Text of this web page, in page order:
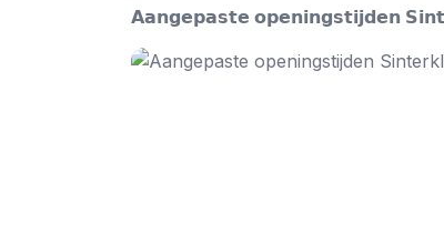
𝗔𝗮𝗻𝗴𝗲𝗽𝗮𝘀𝘁𝗲 𝗼𝗽𝗲𝗻𝗶𝗻𝗴𝘀𝘁𝗶𝗷𝗱𝗲𝗻